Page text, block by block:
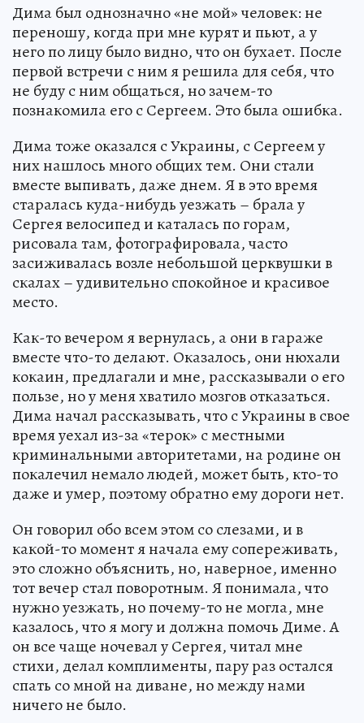
Дима был однозначно «не мой» человек: не
переношу, когда при мне курят и пьют, а у
него по лицу было видно, что он бухает. После
первой встречи с ним я решила для себя, что
не буду с ним общаться, но зачем-то
познакомила его с Сергеем. Это была ошибка.
Дима тоже оказался с Украины, с Сергеем у
них нашлось много общих тем. Они стали
вместе выпивать, даже днем. Я в это время
старалась куда-нибудь уезжать – брала у
Сергея велосипед и каталась по горам,
рисовала там, фотографировала, часто
засиживалась возле небольшой церквушки в
скалах – удивительно спокойное и красивое
место.
Как-то вечером я вернулась, а они в гараже
вместе что-то делают. Оказалось, они нюхали
кокаин, предлагали и мне, рассказывали о его
пользе, но у меня хватило мозгов отказаться.
Дима начал рассказывать, что с Украины в свое
время уехал из-за «терок» с местными
криминальными авторитетами, на родине он
покалечил немало людей, может быть, кто-то
даже и умер, поэтому обратно ему дороги нет.
Он говорил обо всем этом со слезами, и в
какой-то момент я начала ему сопереживать,
это сложно объяснить, но, наверное, именно
тот вечер стал поворотным. Я понимала, что
нужно уезжать, но почему-то не могла, мне
казалось, что я могу и должна помочь Диме. А
он все чаще ночевал у Сергея, читал мне
стихи, делал комплименты, пару раз остался
спать со мной на диване, но между нами
ничего не было.